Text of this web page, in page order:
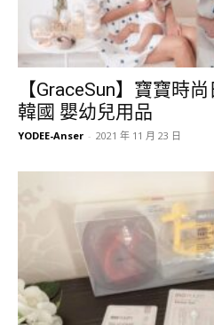
【GraceSun】寶寶時
韓國 嬰幼兒用品
YODEE-Anser - 2021 年 11 月 23 日